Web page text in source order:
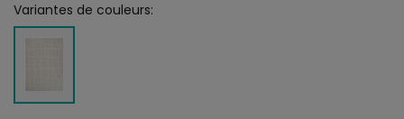
Variantes de couleurs: